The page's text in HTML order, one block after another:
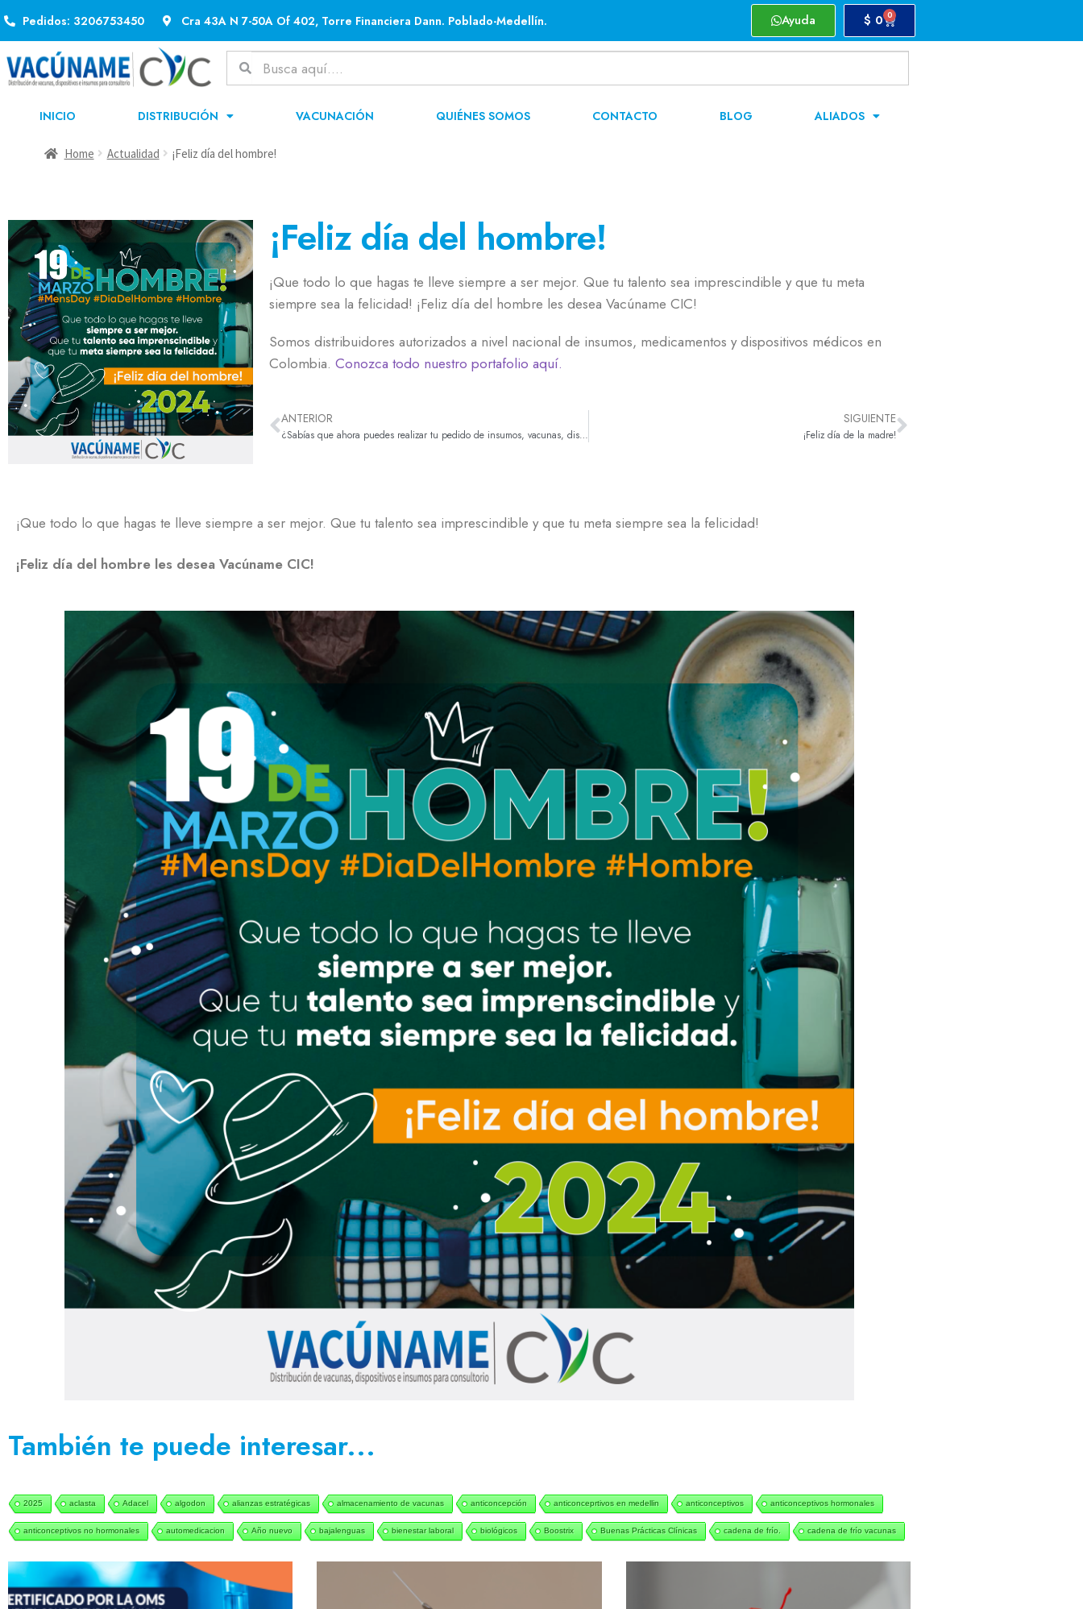
Pedidos: 3206753450 Cra 43A N 7-50A Of 402, Torre Financiera Dann. Poblado-Medellín. Ayuda $ 0 0
INICIO DISTRIBUCIÓN VACUNACIÓN QUIÉNES SOMOS CONTACTO BLOG ALIADOS
Home Actualidad ¡Feliz día del hombre!
¡Feliz día del hombre!
¡Que todo lo que hagas te lleve siempre a ser mejor. Que tu talento sea imprescindible y que tu meta
siempre sea la felicidad! ¡Feliz día del hombre les desea Vacúname CIC!
Somos distribuidores autorizados a nivel nacional de insumos, medicamentos y dispositivos médicos en
Colombia. Conozca todo nuestro portafolio aquí.
ANTERIOR
¿Sabías que ahora puedes realizar tu pedido de insumos, vacunas, dispositivos o medicamentos a través de nuestra página web en Vacúname CIC?
SIGUIENTE
¡Feliz día de la madre!
¡Que todo lo que hagas te lleve siempre a ser mejor. Que tu talento sea imprescindible y que tu meta siempre sea la felicidad!
¡Feliz día del hombre les desea Vacúname CIC!
También te puede interesar...
2025 aclasta Adacel algodon alianzas estratégicas almacenamiento de vacunas anticoncepción anticonceprtivos en medellin anticonceptivos anticonceptivos hormonales
anticonceptivos no hormonales automedicacion Año nuevo bajalenguas bienestar laboral biológicos Boostrix Buenas Prácticas Clínicas cadena de frío. cadena de frío vacunas